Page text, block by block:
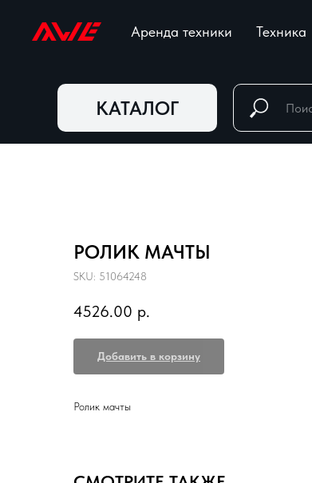
Аренда техники Техника
КАТАЛОГ
РОЛИК МАЧТЫ
SKU: 51064248
4526.00 р.
Добавить в корзину
Ролик мачты